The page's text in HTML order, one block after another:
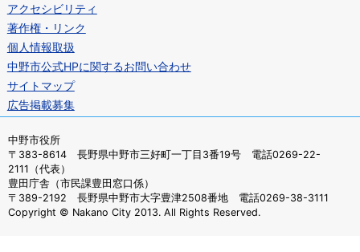
アクセシビリティ
著作権・リンク
個人情報取扱
中野市公式HPに関するお問い合わせ
サイトマップ
広告掲載募集
中野市役所
〒383-8614 長野県中野市三好町一丁目3番19号 電話0269-22-
2111（代表）
豊田庁舎（市民課豊田窓口係）
〒389-2192 長野県中野市大字豊津2508番地 電話0269-38-3111
Copyright © Nakano City 2013. All Rights Reserved.